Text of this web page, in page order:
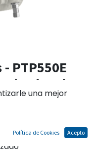
PTP550E
End
Mounting
una mejor
Política de Cookies Acepto